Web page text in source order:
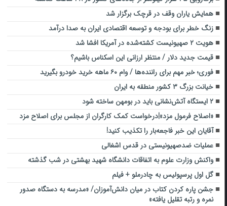
همایش یاران وقف در قرچک برگزار شد
زنگ خطر برای بودجه و توسعه اقتصادی ایران به صدا درآمد
هویت ۲ صهیونیست کشته‌شده در آمریکا افشا شد
قیمت جدید دلار / منتظر ارزانی این اسکناس باشیم؟
فوری؛ خبر مهم برای راننده‌ها / وام ۶۰ ماهه خرید خودرو بگیرید
خیانت بزرگ ۳ کشور منطقه به ایران
۲ ایستگاه آتش‌نشانی باید در بومهن ساخته شود
«اصلاح فرمول مزد»|درخواست کمک کارگران از مجلس برای اصلاح مزد
آقایان این خبر فاجعه‌بار را تکذیب کنید!
عملیات ضدصهیونیستی در قدس اشغالی
واکنش وزارت علوم به اتفاقات دانشگاه شهید بهشتی در شب گذشته
گل اول پرسپولیس به چادرملو + فیلم
جشن پاره کردن کتاب در میان دانش‌آموزان/ «مدرسه به دستگاه صدور
نمره و رتبه تقلیل یافته»